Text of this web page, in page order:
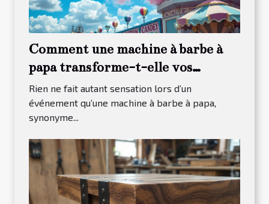
Comment une machine à barbe à
papa transforme-t-elle vos
événements ?
Rien ne fait autant sensation lors d’un
événement qu’une machine à barbe à papa,
synonyme...